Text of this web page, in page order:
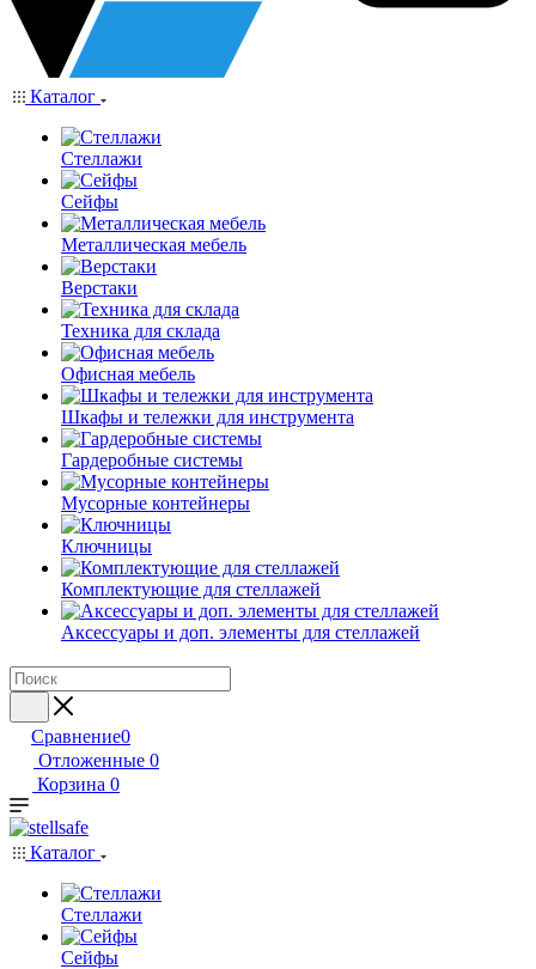
Каталог
Стеллажи
Сейфы
Металлическая мебель
Верстаки
Техника для склада
Офисная мебель
Шкафы и тележки для инструмента
Гардеробные системы
Мусорные контейнеры
Ключницы
Комплектующие для стеллажей
Аксессуары и доп. элементы для стеллажей
Сравнение0
Отложенные 0
Корзина 0
Каталог
Стеллажи
Сейфы